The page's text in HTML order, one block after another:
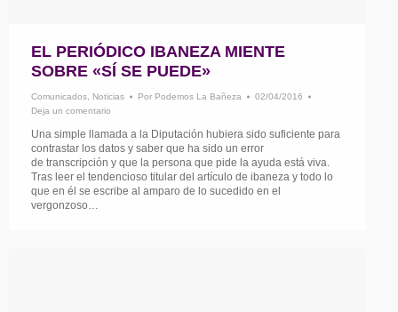
EL PERIÓDICO IBANEZA MIENTE
SOBRE «SÍ SE PUEDE»
Comunicados, Noticias Por Podemos La Bañeza
02/04/2016
Deja un comentario
Una simple llamada a la Diputación hubiera sido suficiente para
contrastar los datos y saber que ha sido un error
de transcripción y que la persona que pide la ayuda está viva.
Tras leer el tendencioso titular del artículo de ibaneza y todo lo
que en él se escribe al amparo de lo sucedido en el
vergonzoso…